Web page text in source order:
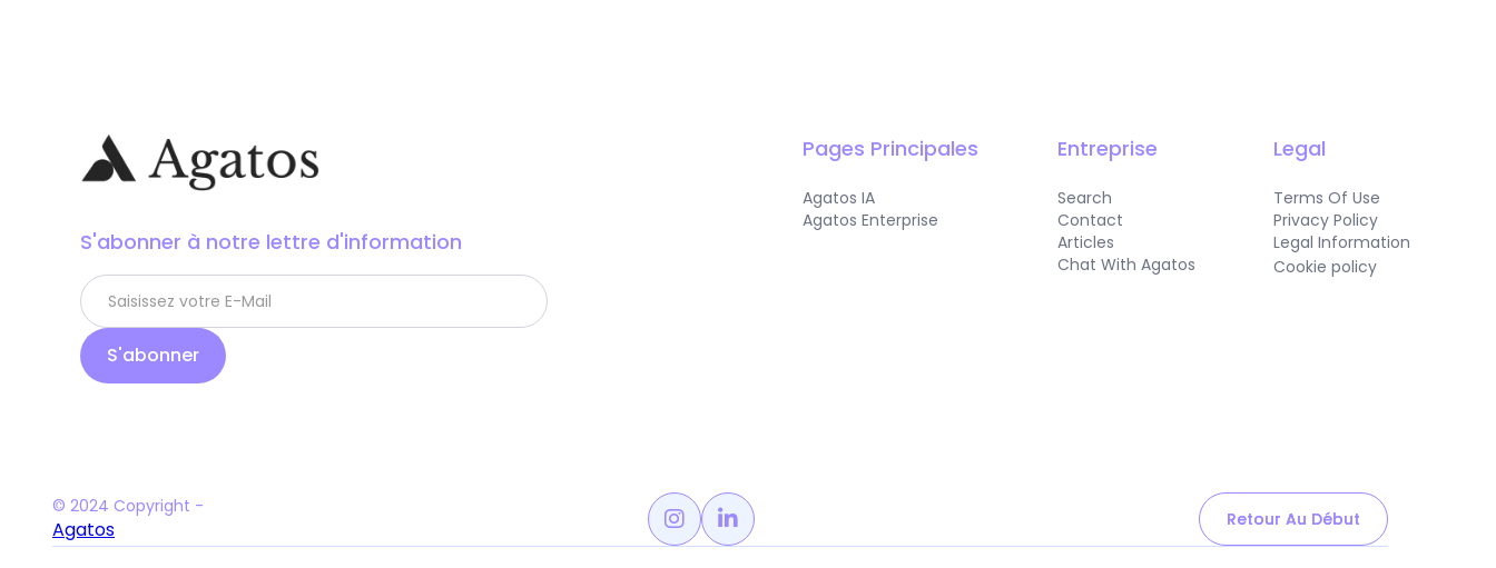
S'abonner à notre lettre d'information
Pages Principales
Agatos IA
Agatos Enterprise
Entreprise
Search
Contact
Articles
Chat With Agatos
Legal
Terms Of Use
Privacy Policy
Legal Information
Cookie policy
© 2024 Copyright -
Agatos   Retour Au Début
Retour Au Début